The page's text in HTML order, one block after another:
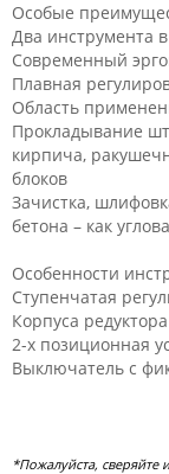
Особые
Два инструмента
Современный
Плавная
Область
Прокладывание
кирпича,
блоков
Зачистка,
бетона – как
Особенности
Ступенчатая
Корпуса
2-х позиционная
Выключатель с
*Пожалуйста,